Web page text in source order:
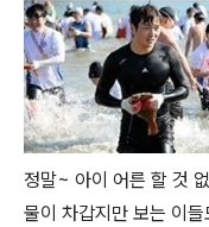
정말~ 아이 어른 할 것
물이 차갑지만 보는 이